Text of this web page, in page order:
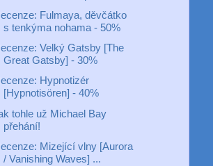
Fulmaya, děvčátko
s tenkýma nohama - 50%
Velký Gatsby [The
Great Gatsby] - 30%
Hypnotizér
[Hypnotisören] - 40%
tohle už Michael Bay
přehání!
Mizející vlny [Aurora
/ Vanishing Waves] ...